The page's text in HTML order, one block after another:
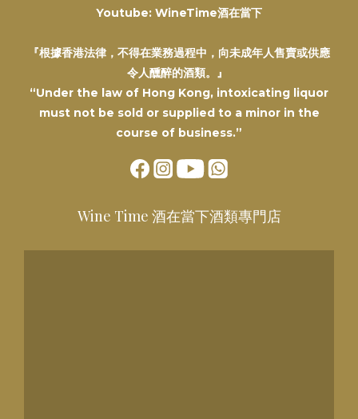
Youtube: WineTime酒在當下
『根據香港法律，不得在業務過程中，向未成年人售賣或供應
令人醺醉的酒類。』
“Under the law of Hong Kong, intoxicating liquor
must not be sold or supplied to a minor in the
course of business.”
Wine Time 酒在當下酒類專門店